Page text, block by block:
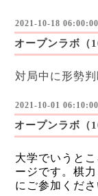
2021-10-18 06:00:00
オープンラボ（
対局中に形勢判
2021-10-01 06:10:00
オープンラボ（
大学でいうと
ージです。棋
にご参加くだ